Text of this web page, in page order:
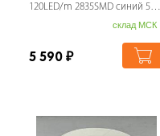
120LED/m 2835SMD синий 5M
склад МСК
5 590 ₽